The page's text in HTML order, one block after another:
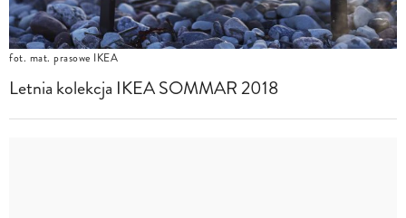
fot. mat. prasowe IKEA
Letnia kolekcja IKEA SOMMAR 2018